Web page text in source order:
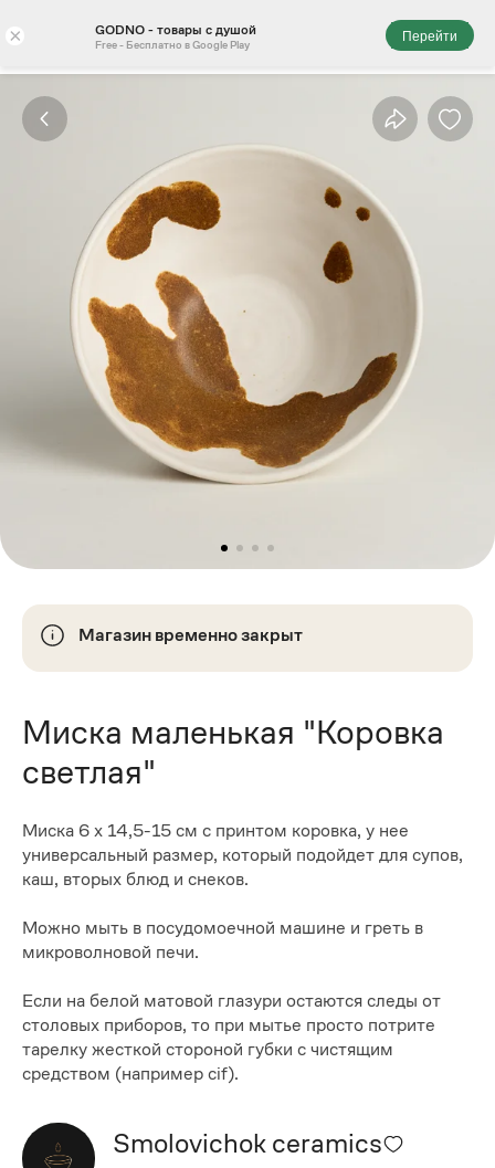
× GODNO - товары с душой
Free - Бесплатно в Google Play
Перейти
Магазин временно закрыт
Миска маленькая "Коровка
светлая"
Миска 6 х 14,5-15 см с принтом коровка, у нее
универсальный размер, который подойдет для супов,
каш, вторых блюд и снеков.
Можно мыть в посудомоечной машине и греть в
микроволновой печи.
Если на белой матовой глазури остаются следы от
столовых приборов, то при мытье просто потрите
тарелку жесткой стороной губки с чистящим
средством (например cif).
Smolovichok ceramics